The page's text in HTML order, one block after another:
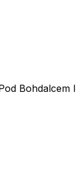
Bohdalcem I